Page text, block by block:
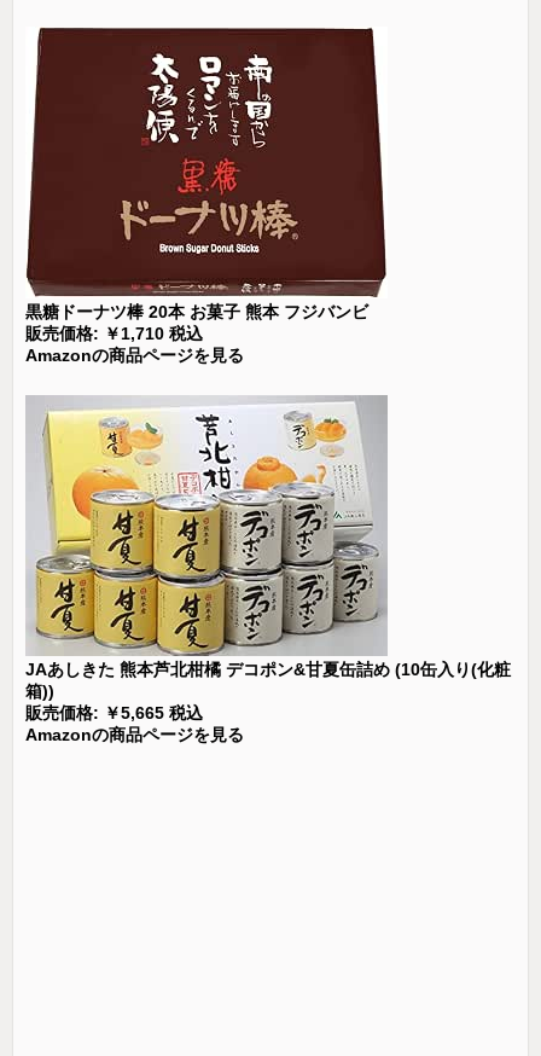
黒糖ドーナツ棒 20本 お菓子 熊本 フジバンビ
販売価格: ￥1,710 税込
Amazonの商品ページを見る
JAあしきた 熊本芦北柑橘 デコポン&甘夏缶詰め (10缶入り(化粧
箱))
販売価格: ￥5,665 税込
Amazonの商品ページを見る